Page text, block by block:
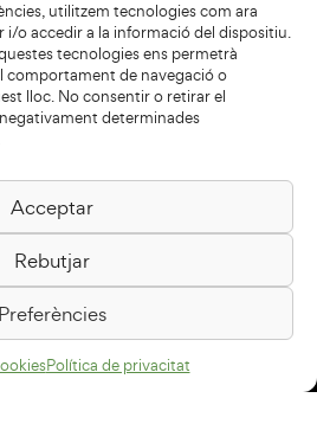
utilitzem tecnologies com ara
i/o accedir a la informació del dispositiu.
tecnologies ens permetrà
comportament de navegació o
lloc. No consentir o retirar el
determinades
Acceptar
Rebutjar
Preferències
Política de privacitat
Bayés
1